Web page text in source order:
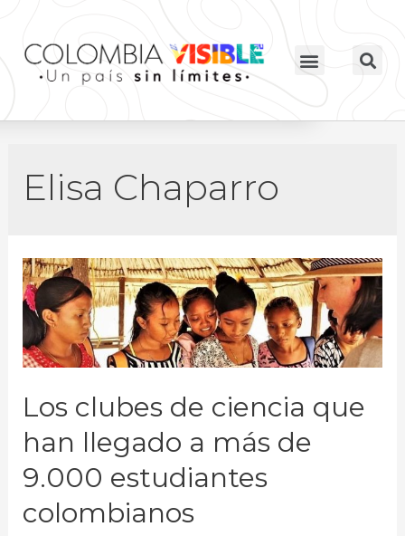
Elisa Chaparro
Los clubes de ciencia que
han llegado a más de
9.000 estudiantes
colombianos